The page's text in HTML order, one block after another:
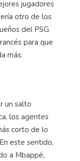
jugadores
otro de los
del PSG
para que
más.
un salto
los agentes
corto de lo
este sentido,
a Mbappé,